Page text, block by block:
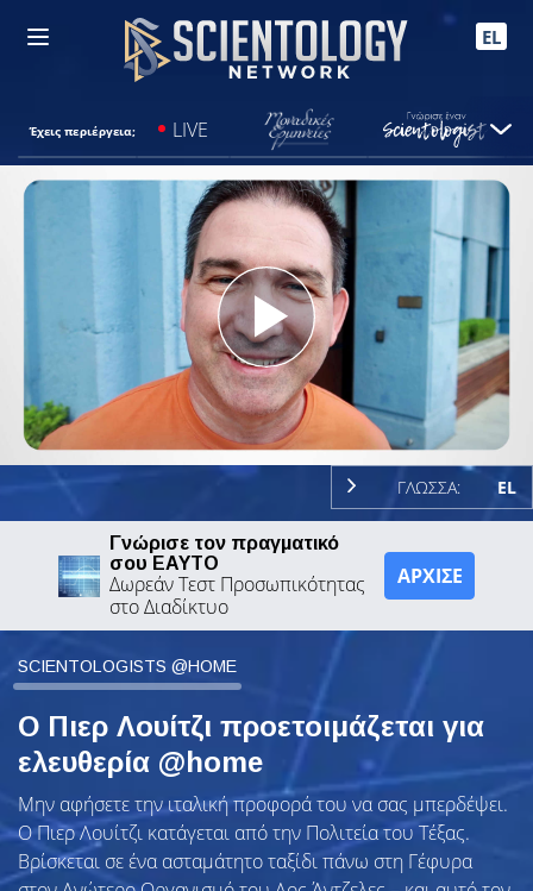
EL
Έχεις περιέργεια; LIVE
Play
Video
ΓΛΩΣΣΑ: EL
Γνώρισε τον πραγματικό
σου ΕΑΥΤΟ
Δωρεάν Τεστ Προσωπικότητας
στο Διαδίκτυο
ΑΡΧΙΣΕ
SCIENTOLOGISTS @HOME
Ο Πιερ Λουίτζι προετοιμάζεται για
ελευθερία @home
Μην αφήσετε την ιταλική προφορά του να σας μπερδέψει.
Ο Πιερ Λουίτζι κατάγεται από την Πολιτεία του Τέξας.
Βρίσκεται σε ένα ασταμάτητο ταξίδι πάνω στη Γέφυρα